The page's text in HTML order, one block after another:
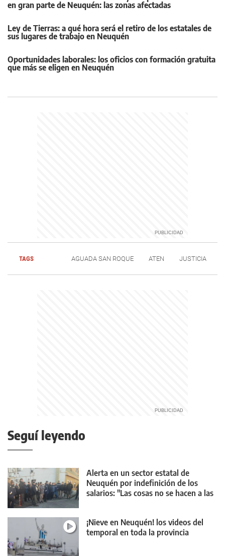
en gran parte de Neuquén: las zonas afectadas
Ley de Tierras: a qué hora será el retiro de los estatales de
sus lugares de trabajo en Neuquén
Oportunidades laborales: los oficios con formación gratuita
que más se eligen en Neuquén
TAGS AGUADA SAN ROQUE ATEN JUSTICIA
Seguí leyendo
Alerta en un sector estatal de
Neuquén por indefinición de los
salarios: "Las cosas no se hacen a las
¡Nieve en Neuquén! los videos del
temporal en toda la provincia